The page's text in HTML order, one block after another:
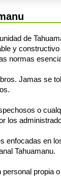
de
y
normas
Jamas se
o
los
enfocadas en
Tahuamanu.
propia